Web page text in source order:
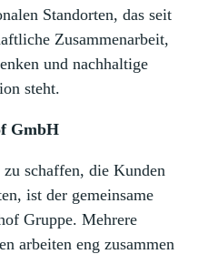
Standorten, das seit
Zusammenarbeit,
und nachhaltige
steht.
GmbH
schaffen, die Kunden
ist der gemeinsame
Gruppe. Mehrere
arbeiten eng zusammen